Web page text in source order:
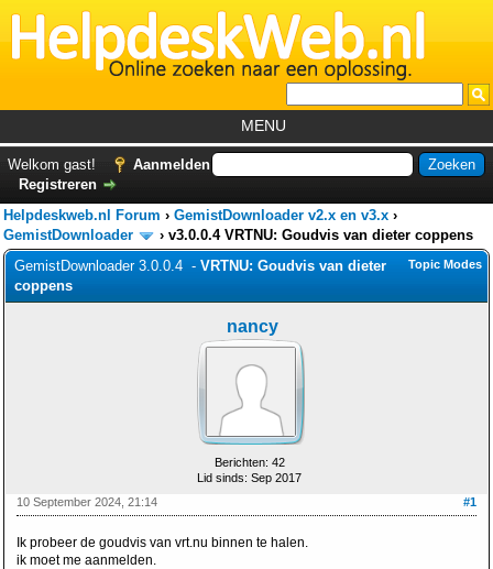
MENU
Foutcodes
Helpdesks
GemistDownloader*
Forum
Welkom gast!
Aanmelden
Registreren
Helpdeskweb.nl Forum › GemistDownloader v2.x en v3.x ›
GemistDownloader
› v3.0.0.4 VRTNU: Goudvis van dieter coppens
Topic Modes
GemistDownloader 3.0.0.4 - VRTNU: Goudvis van dieter
coppens
nancy
Berichten: 42
Lid sinds: Sep 2017
#1
10 September 2024, 21:14
Ik probeer de goudvis van vrt.nu binnen te halen.
ik moet me aanmelden.